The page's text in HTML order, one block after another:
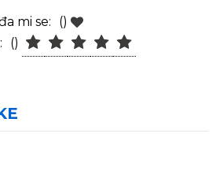
mi se:
()
()